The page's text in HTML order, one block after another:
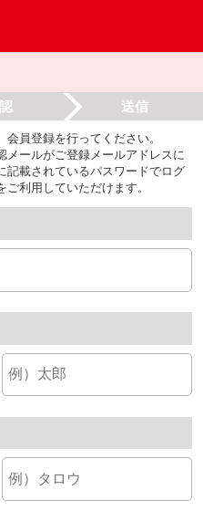
送信
員登録を行ってください。
メールがご登録メールアドレスに
記載されているパスワードでログ
利用していただけます。